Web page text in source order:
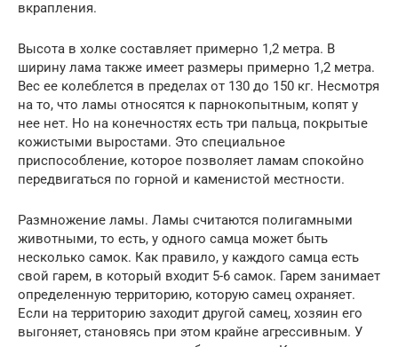
вкрапления.
Высота в холке составляет примерно 1,2 метра. В
ширину лама также имеет размеры примерно 1,2 метра.
Вес ее колеблется в пределах от 130 до 150 кг. Несмотря
на то, что ламы относятся к парнокопытным, копят у
нее нет. Но на конечностях есть три пальца, покрытые
кожистыми выростами. Это специальное
приспособление, которое позволяет ламам спокойно
передвигаться по горной и каменистой местности.
Размножение ламы. Ламы считаются полигамными
животными, то есть, у одного самца может быть
несколько самок. Как правило, у каждого самца есть
свой гарем, в который входит 5-6 самок. Гарем занимает
определенную территорию, которую самец охраняет.
Если на территорию заходит другой самец, хозяин его
выгоняет, становясь при этом крайне агрессивным. У